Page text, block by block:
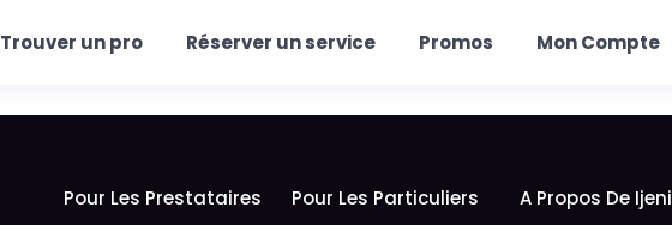
Trouver un pro Réserver un service Promos Mon Compte
Pour Les Prestataires
Pour Les Particuliers
A Propos De Ijeni